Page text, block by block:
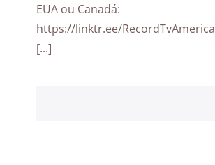
EUA ou Canadá:
https://linktr.ee/RecordTvAmericas
[...]